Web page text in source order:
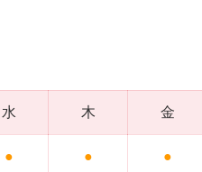
水 木 金
● ● ●